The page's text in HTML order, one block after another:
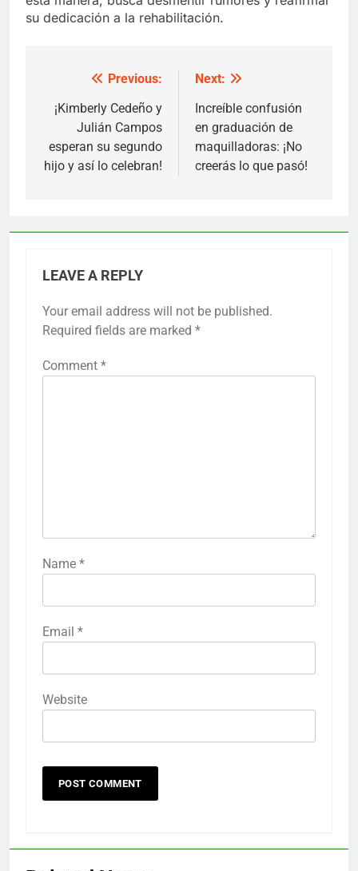
su dedicación a la rehabilitación.
navigation
Previous:
¡Kimberly Cedeño y
Julián Campos
esperan su segundo
hijo y así lo celebran!
Next:
Increíble confusión
en graduación de
maquilladoras: ¡No
creerás lo que pasó!
LEAVE A REPLY
Your email address will not be published.
Required fields are marked *
Comment *
Name *
Email *
Website